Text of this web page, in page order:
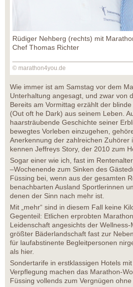
Rüdiger Nehberg (rechts) mit
Chef Thomas Richter
© marathon4you.de
Wie immer ist am Samstag vor dem
Unterhaltung angesagt, und zwar von
Bereits am Vormittag erzählt der
(Out oft he Dark) aus seinem Leben.
haarsträubende Geschichte seiner
bewegtes Vorleben einzugehen,
Anerkennung der zahlreichen Zuhörer
kennen Jeffreys Story, der 2010 zum
Sogar einer wie ich, fast im
–Wochenende zum Sinken des
Füssing bei, wenn aus der gesamten
benachbarten Ausland Sportlerinnen
denen der Sinn nach mehr ist.
Mit „mehr“ sind in diesem Fall keine
Gegenteil: Etlichen erprobten
Leidenschaft angesichts der
größter Bäderlandschaft fast zur
für laufabstinente Begleitpersonen
als hier.
Sondertarife in erstklassigen Hotels
Verpflegung machen das Marathon-
Füssing vollends zum Vergnügen ohne